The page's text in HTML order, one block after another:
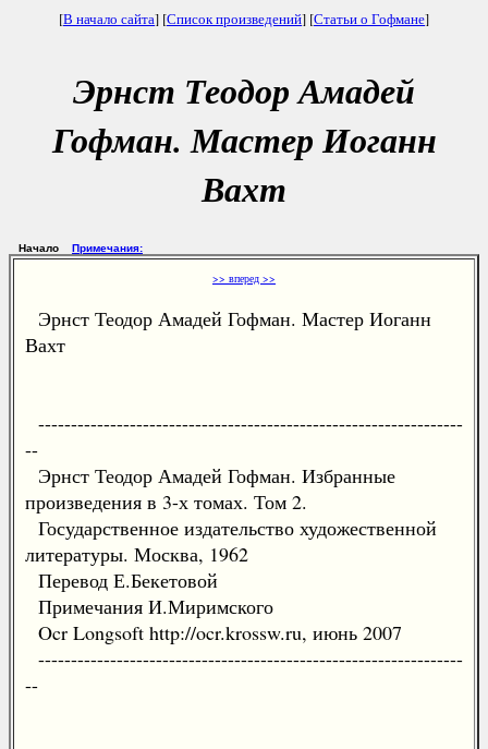
[В начало сайта] [Список произведений] [Статьи о Гофмане]
Эрнст Теодор Амадей
Гофман. Мастер Иоганн
Вахт
Начало Примечания:
>> вперед >>
Эрнст Теодор Амадей Гофман. Мастер Иоганн
Вахт
-----------------------------------------------------------------
--
Эрнст Теодор Амадей Гофман. Избранные
произведения в 3-х томах. Том 2.
Государственное издательство художественной
литературы. Москва, 1962
Перевод Е.Бекетовой
Примечания И.Миримского
Ocr Longsoft http://ocr.krossw.ru, июнь 2007
-----------------------------------------------------------------
--